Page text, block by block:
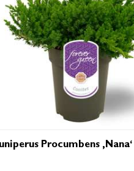
Procumbens ‚Nana‘